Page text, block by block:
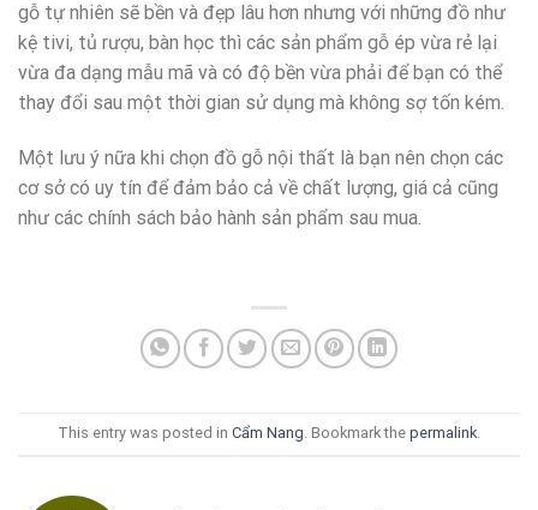
gỗ tự nhiên sẽ bền và đẹp lâu hơn nhưng với những đồ như
kệ tivi, tủ rượu, bàn học thì các sản phẩm gỗ ép vừa rẻ lại
vừa đa dạng mẫu mã và có độ bền vừa phải để bạn có thể
thay đổi sau một thời gian sử dụng mà không sợ tốn kém.
Một lưu ý nữa khi chọn đồ gỗ nội thất là bạn nên chọn các
cơ sở có uy tín để đảm bảo cả về chất lượng, giá cả cũng
như các chính sách bảo hành sản phẩm sau mua.
This entry was posted in Cẩm Nang. Bookmark the permalink.